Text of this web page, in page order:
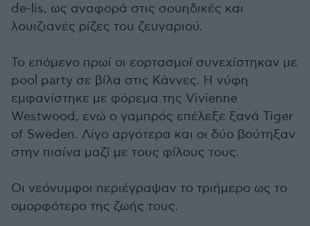
de-lis, ως αναφορά στις σουηδικές και
λουιζιανές ρίζες του ζευγαριού.
Το επόμενο πρωί οι εορτασμοί συνεχίστηκαν με
pool party σε βίλα στις Κάννες. Η νύφη
εμφανίστηκε με φόρεμα της Vivienne
Westwood, ενώ ο γαμπρός επέλεξε ξανά Tiger
of Sweden. Λίγο αργότερα και οι δύο βούτηξαν
στην πισίνα μαζί με τους φίλους τους.
Οι νεόνυμφοι περιέγραψαν το τριήμερο ως το
ομορφότερο της ζωής τους.